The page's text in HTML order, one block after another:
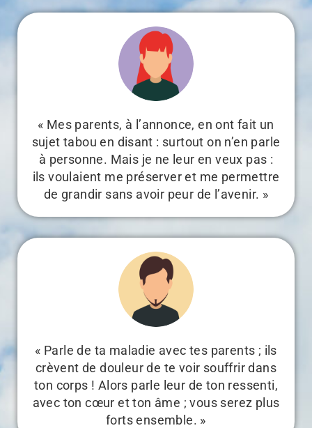
« Mes parents, à l’annonce, en ont fait un
sujet tabou en disant : surtout on n’en parle
à personne. Mais je ne leur en veux pas :
ils voulaient me préserver et me permettre
de grandir sans avoir peur de l’avenir. »
« Parle de ta maladie avec tes parents ; ils
crèvent de douleur de te voir souffrir dans
ton corps ! Alors parle leur de ton ressenti,
avec ton cœur et ton âme ; vous serez plus
forts ensemble. »